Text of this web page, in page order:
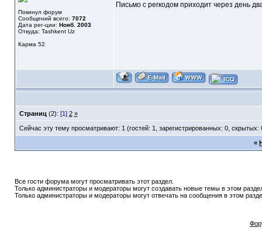
Покинул форум
Сообщений всего: 7072
Дата рег-ции: Нояб. 2003
Откуда: Tashkent Uz
Карма 52
Письмо с регкодом приходит через день
Страниц (2): [1] 2 »
Сейчас эту тему просматривают: 1 (гостей: 1, зарегистрированных: 0, скрытых:
«
Все гости форума могут просматривать этот раздел.
Только администраторы и модераторы могут создавать новые темы в этом
Только администраторы и модераторы могут отвечать на сообщения в этом